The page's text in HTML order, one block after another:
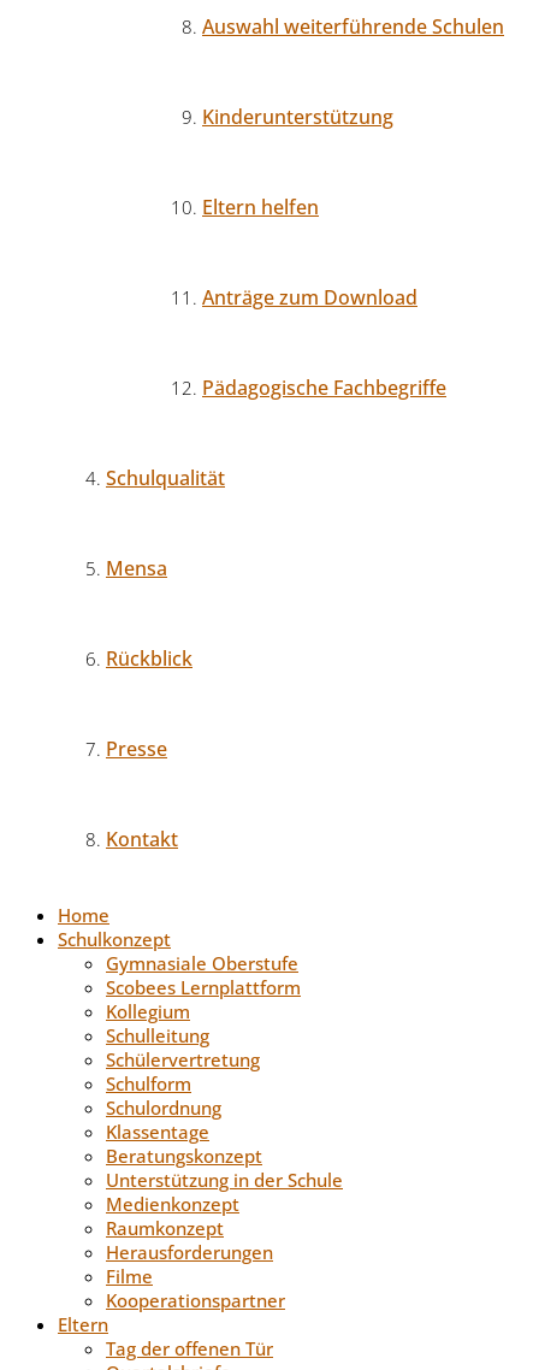
Auswahl weiterführende Schulen
Kinderunterstützung
Eltern helfen
Anträge zum Download
Pädagogische Fachbegriffe
Schulqualität
Mensa
Rückblick
Presse
Kontakt
Home
Schulkonzept
Gymnasiale Oberstufe
Scobees Lernplattform
Kollegium
Schulleitung
Schülervertretung
Schulform
Schulordnung
Klassentage
Beratungskonzept
Unterstützung in der Schule
Medienkonzept
Raumkonzept
Herausforderungen
Filme
Kooperationspartner
Eltern
Tag der offenen Tür